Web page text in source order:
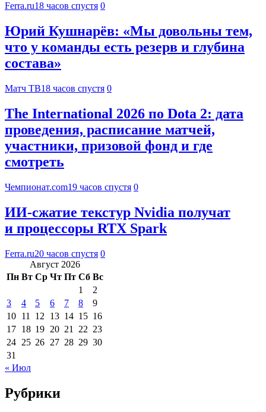
Ferra.ru18 часов спустя 0
Юрий Кушнарёв: «Мы довольны тем,
что у команды есть резерв и глубина
состава»
Матч ТВ18 часов спустя 0
The International 2026 по Dota 2: дата
проведения, расписание матчей,
участники, призовой фонд и где
смотреть
Чемпионат.com19 часов спустя 0
ИИ-сжатие текстур Nvidia получат
и процессоры RTX Spark
Ferra.ru20 часов спустя 0
Август 2026
Пн Вт Ср Чт Пт Сб Вс
1
2
3
4 5 6 7 8
9
10 11 12 13 14 15 16
17 18 19 20 21 22 23
24 25 26 27 28 29 30
31
« Июл
Рубрики